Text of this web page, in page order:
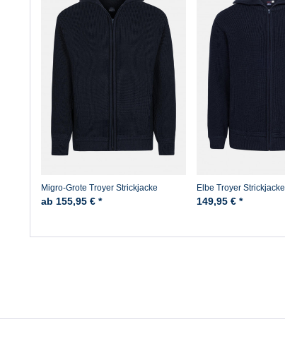
Migro-Grote Troyer Strickjacke
ab 155,95 € *
Elbe Troyer
Marine-Blau
149,95 € *